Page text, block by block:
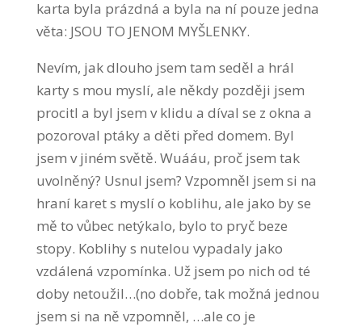
karta byla prázdná a byla na ní pouze jedna
věta: JSOU TO JENOM MYŠLENKY.
Nevím, jak dlouho jsem tam seděl a hrál
karty s mou myslí, ale někdy později jsem
procitl a byl jsem v klidu a díval se z okna a
pozoroval ptáky a děti před domem. Byl
jsem v jiném světě. Wuááu, proč jsem tak
uvolněný? Usnul jsem? Vzpomněl jsem si na
hraní karet s myslí o koblihu, ale jako by se
mě to vůbec netýkalo, bylo to pryč beze
stopy. Koblihy s nutelou vypadaly jako
vzdálená vzpomínka. Už jsem po nich od té
doby netoužil…(no dobře, tak možná jednou
jsem si na ně vzpomněl, …ale co je